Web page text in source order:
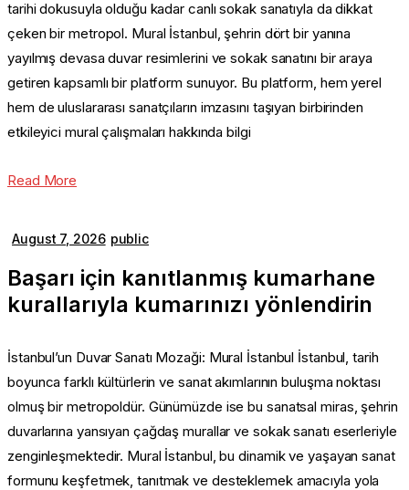
tarihi dokusuyla olduğu kadar canlı sokak sanatıyla da dikkat
çeken bir metropol. Mural İstanbul, şehrin dört bir yanına
yayılmış devasa duvar resimlerini ve sokak sanatını bir araya
getiren kapsamlı bir platform sunuyor. Bu platform, hem yerel
hem de uluslararası sanatçıların imzasını taşıyan birbirinden
etkileyici mural çalışmaları hakkında bilgi
Read More
August 7, 2026 public
Başarı için kanıtlanmış kumarhane
kurallarıyla kumarınızı yönlendirin
İstanbul’un Duvar Sanatı Mozaği: Mural İstanbul İstanbul, tarih
boyunca farklı kültürlerin ve sanat akımlarının buluşma noktası
olmuş bir metropoldür. Günümüzde ise bu sanatsal miras, şehrin
duvarlarına yansıyan çağdaş murallar ve sokak sanatı eserleriyle
zenginleşmektedir. Mural İstanbul, bu dinamik ve yaşayan sanat
formunu keşfetmek, tanıtmak ve desteklemek amacıyla yola